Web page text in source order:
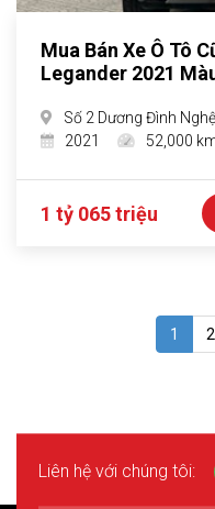
Mua Bán Xe Ô Tô
Legander 2021
Số 2 Dương Đình
2021
52,000
1 tỷ 065 triệu
1 2
Liên hệ với chúng tôi: